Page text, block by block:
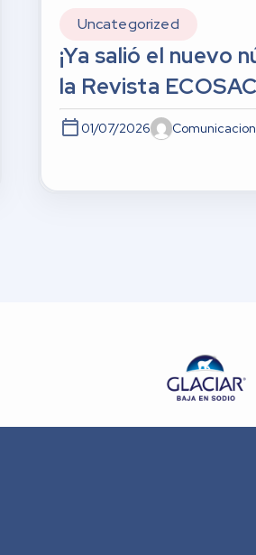
Uncategorized
¡Ya salió el nuevo
la Revista
01/07/2026